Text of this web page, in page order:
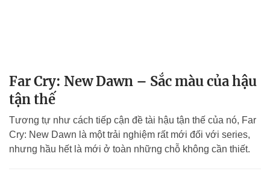
Far Cry: New Dawn – Sắc màu của hậu
tận thế
Tương tự như cách tiếp cận đề tài hậu tận thế của nó, Far
Cry: New Dawn là một trải nghiệm rất mới đối với series,
nhưng hầu hết là mới ở toàn những chỗ không cần thiết.